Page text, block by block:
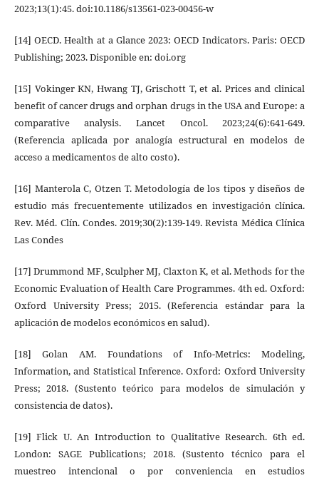
2023;13(1):45. doi:10.1186/s13561-023-00456-w
[14] OECD. Health at a Glance 2023: OECD Indicators. Paris: OECD
Publishing; 2023. Disponible en: doi.org
[15] Vokinger KN, Hwang TJ, Grischott T, et al. Prices and clinical
benefit of cancer drugs and orphan drugs in the USA and Europe: a
comparative analysis. Lancet Oncol. 2023;24(6):641-649.
(Referencia aplicada por analogía estructural en modelos de
acceso a medicamentos de alto costo).
[16] Manterola C, Otzen T. Metodología de los tipos y diseños de
estudio más frecuentemente utilizados en investigación clínica.
Rev. Méd. Clín. Condes. 2019;30(2):139-149. Revista Médica Clínica
Las Condes
[17] Drummond MF, Sculpher MJ, Claxton K, et al. Methods for the
Economic Evaluation of Health Care Programmes. 4th ed. Oxford:
Oxford University Press; 2015. (Referencia estándar para la
aplicación de modelos económicos en salud).
[18] Golan AM. Foundations of Info-Metrics: Modeling,
Information, and Statistical Inference. Oxford: Oxford University
Press; 2018. (Sustento teórico para modelos de simulación y
consistencia de datos).
[19] Flick U. An Introduction to Qualitative Research. 6th ed.
London: SAGE Publications; 2018. (Sustento técnico para el
muestreo intencional o por conveniencia en estudios